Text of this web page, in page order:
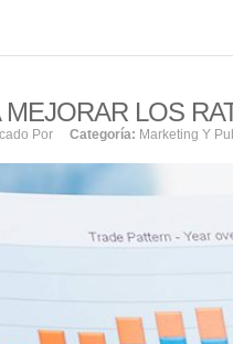
LOS
Por Categoría: Marketing Y